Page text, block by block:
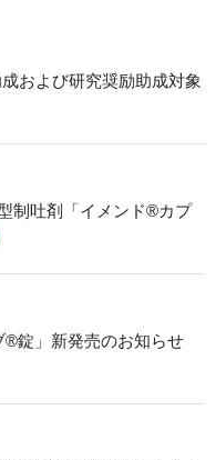
メント
および研究奨励助成対象
制吐剤「イメンド®カプ
®錠」新発売のお知らせ